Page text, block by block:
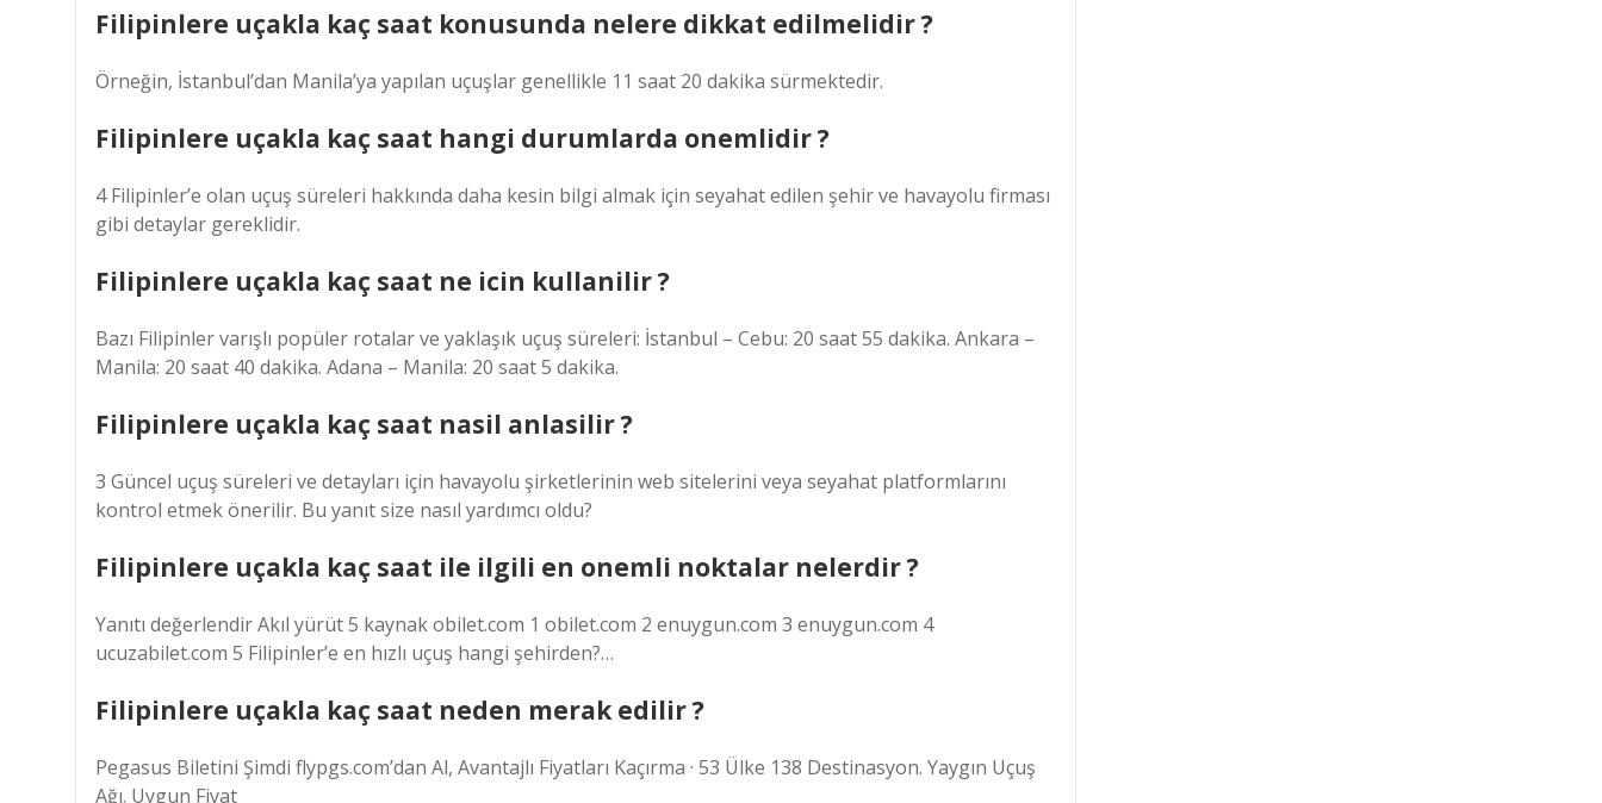
Filipinlere uçakla kaç saat konusunda nelere dikkat edilmelidir ?
Örneğin, İstanbul’dan Manila’ya yapılan uçuşlar genellikle 11 saat 20 dakika sürmektedir.
Filipinlere uçakla kaç saat hangi durumlarda onemlidir ?
4 Filipinler’e olan uçuş süreleri hakkında daha kesin bilgi almak için seyahat edilen şehir ve havayolu firması
gibi detaylar gereklidir.
Filipinlere uçakla kaç saat ne icin kullanilir ?
Bazı Filipinler varışlı popüler rotalar ve yaklaşık uçuş süreleri: İstanbul – Cebu: 20 saat 55 dakika. Ankara –
Manila: 20 saat 40 dakika. Adana – Manila: 20 saat 5 dakika.
Filipinlere uçakla kaç saat nasil anlasilir ?
3 Güncel uçuş süreleri ve detayları için havayolu şirketlerinin web sitelerini veya seyahat platformlarını
kontrol etmek önerilir. Bu yanıt size nasıl yardımcı oldu?
Filipinlere uçakla kaç saat ile ilgili en onemli noktalar nelerdir ?
Yanıtı değerlendir Akıl yürüt 5 kaynak obilet.com 1 obilet.com 2 enuygun.com 3 enuygun.com 4
ucuzabilet.com 5 Filipinler’e en hızlı uçuş hangi şehirden?…
Filipinlere uçakla kaç saat neden merak edilir ?
Pegasus Biletini Şimdi flypgs.com’dan Al, Avantajlı Fiyatları Kaçırma · 53 Ülke 138 Destinasyon. Yaygın Uçuş
Ağı. Uygun Fiyat